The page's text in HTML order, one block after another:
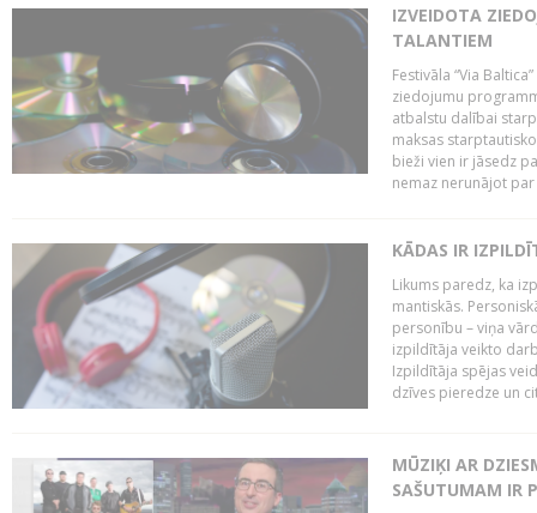
IZVEIDOTA
TALANTIEM
Festivāla “Via
ziedojumu
atbalstu dalībai
maksas
bieži vien ir jāsedz
nemaz nerunājot
KĀDAS IR
Likums paredz, ka
mantiskās.
personību – viņa
izpildītāja veikto
Izpildītāja spējas
dzīves pieredze un
MŪZIĶI AR
SAŠUTUMAM IR